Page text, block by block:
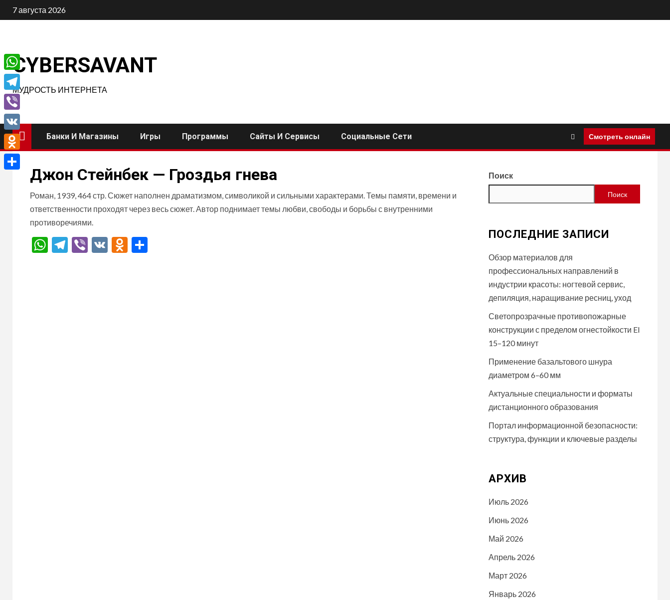
Перейти
к
7 августа 2026
CYBERSAVANT
МУДРОСТЬ ИНТЕРНЕТА
Банки И Магазины Игры Программы Сайты И Сервисы Социальные Сети Смотреть онлайн
Джон Стейнбек — Гроздья гнева
Роман, 1939, 464 стр. Сюжет наполнен драматизмом, символикой и сильными характерами. Темы памяти, времени и
ответственности проходят через весь сюжет. Автор поднимает темы любви, свободы и борьбы с внутренними
противоречиями.
WhatsApp
Telegram
Viber
VK Odnoklassniki
Поиск
Поиск
ПОСЛЕДНИЕ ЗАПИСИ
Обзор материалов для
профессиональных направлений в
индустрии красоты: ногтевой сервис,
депиляция, наращивание ресниц, уход
Светопрозрачные противопожарные
конструкции с пределом огнестойкости EI
15–120 минут
Применение базальтового шнура
диаметром 6–60 мм
Актуальные специальности и форматы
дистанционного образования
Портал информационной безопасности:
структура, функции и ключевые разделы
АРХИВ
Июль 2026
Июнь 2026
Май 2026
Апрель 2026
Март 2026
Январь 2026
WhatsApp
Telegram
Viber
VK
Odnoklassniki
Отправить